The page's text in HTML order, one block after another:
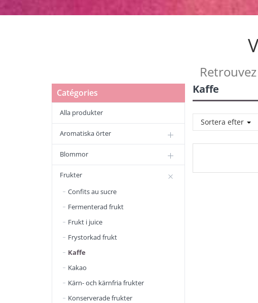
Catégories
Alla produkter
Aromatiska örter
Blommor
Frukter
Confits au sucre
Fermenterad frukt
Frukt i juice
Frystorkad frukt
Kaffe
Kakao
Kärn- och kärnfria frukter
Konserverade frukter
Kaffe
Sortera efter